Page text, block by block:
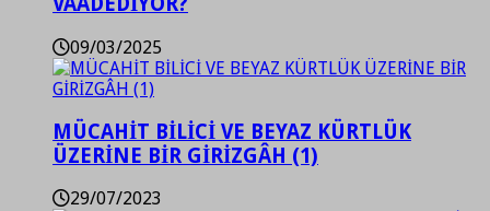
09/03/2025
MÜCAHİT BİLİCİ VE BEYAZ KÜRTLÜK
ÜZERİNE BİR GİRİZGÂH (1)
29/07/2023